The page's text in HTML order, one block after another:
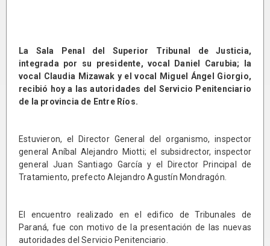
La Sala Penal del Superior Tribunal de Justicia,
integrada por su presidente, vocal Daniel Carubia; la
vocal Claudia Mizawak y el vocal Miguel Ángel Giorgio,
recibió hoy a las autoridades del Servicio Penitenciario
de la provincia de Entre Ríos.
Estuvieron, el Director General del organismo, inspector
general Aníbal Alejandro Miotti; el subsidrector, inspector
general Juan Santiago García y el Director Principal de
Tratamiento, prefecto Alejandro Agustín Mondragón.
El encuentro realizado en el edifico de Tribunales de
Paraná, fue con motivo de la presentación de las nuevas
autoridades del Servicio Penitenciario.